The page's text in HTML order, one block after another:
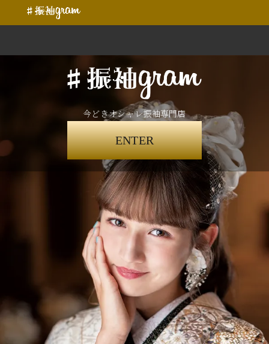
今どきオシャレ振袖専門店
ENTER